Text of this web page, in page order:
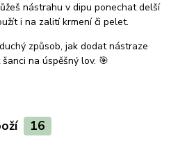
nástrahu v dipu ponechat delší
i na zalití krmení či pelet.
způsob, jak dodat nástraze
na úspěšný lov. 🎯
16